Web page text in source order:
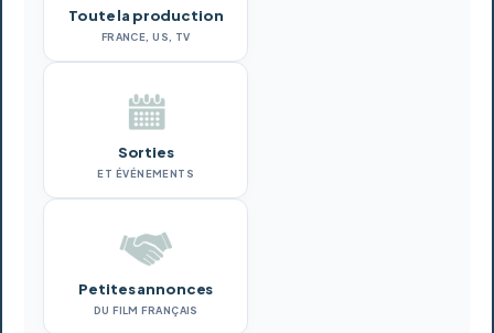
Toute la production
FRANCE, US, TV
Sorties
ET ÉVÉNEMENTS
Petites annonces
DU FILM FRANÇAIS